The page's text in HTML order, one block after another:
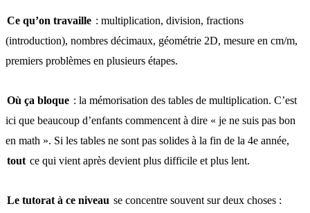
Ce qu’on travaille : multiplication, division, fractions
(introduction), nombres décimaux, géométrie 2D, mesure en cm/m,
premiers problèmes en plusieurs étapes.
Où ça bloque : la mémorisation des tables de multiplication. C’est
ici que beaucoup d’enfants commencent à dire « je ne suis pas bon
en math ». Si les tables ne sont pas solides à la fin de la 4e année,
tout ce qui vient après devient plus difficile et plus lent.
Le tutorat à ce niveau se concentre souvent sur deux choses :